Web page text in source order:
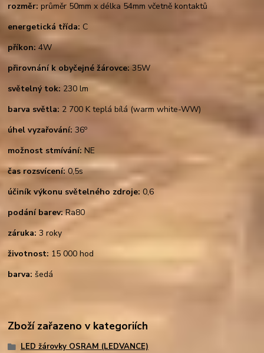
rozměr: průměr 50mm x délka 54mm včetně kontaktů
energetická třída: C
příkon: 4W
přirovnání k obyčejné žárovce: 35W
světelný tok: 230 lm
barva světla: 2 700 K teplá bílá (warm white-WW)
úhel vyzařování: 36o
možnost stmívání: NE
čas rozsvícení:0,5s
účiník výkonu světelného zdroje: 0,6
podání barev:Ra80
záruka: 3 roky
životnost: 15 000 hod
barva: šedá
Zboží zařazeno v kategoriích
LED žárovky OSRAM (LEDVANCE)